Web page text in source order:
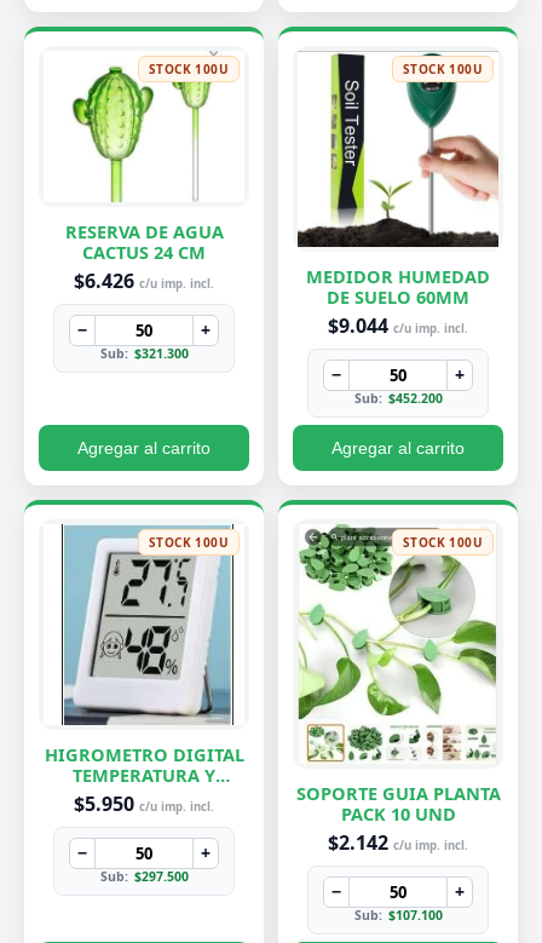
STOCK 100U
RESERVA DE AGUA
CACTUS 24 CM
$6.426 c/u imp. incl.
− +
Sub: $321.300
Agregar al carrito
STOCK 100U
MEDIDOR HUMEDAD
DE SUELO 60MM
$9.044 c/u imp. incl.
− +
Sub: $452.200
Agregar al carrito
STOCK 100U
HIGROMETRO DIGITAL
TEMPERATURA Y
HUMEDAD
$5.950 c/u imp. incl.
− +
Sub: $297.500
STOCK 100U
SOPORTE GUIA PLANTA
PACK 10 UND
$2.142 c/u imp. incl.
− +
Sub: $107.100